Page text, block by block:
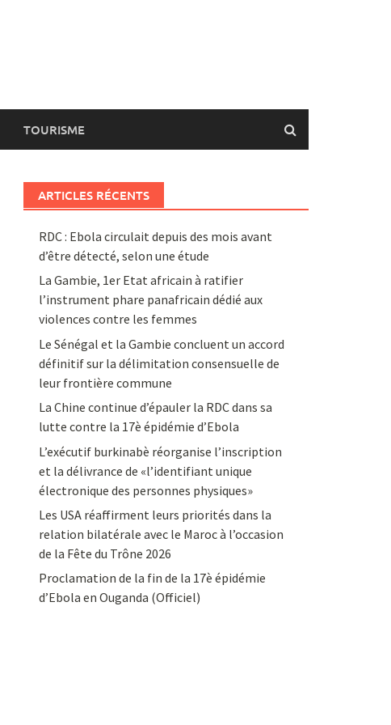
TOURISME
ARTICLES RÉCENTS
RDC : Ebola circulait depuis des mois avant
d’être détecté, selon une étude
La Gambie, 1er Etat africain à ratifier
l’instrument phare panafricain dédié aux
violences contre les femmes
Le Sénégal et la Gambie concluent un accord
définitif sur la délimitation consensuelle de
leur frontière commune
La Chine continue d’épauler la RDC dans sa
lutte contre la 17è épidémie d’Ebola
L’exécutif burkinabè réorganise l’inscription
et la délivrance de «l’identifiant unique
électronique des personnes physiques»
Les USA réaffirment leurs priorités dans la
relation bilatérale avec le Maroc à l’occasion
de la Fête du Trône 2026
Proclamation de la fin de la 17è épidémie
d’Ebola en Ouganda (Officiel)